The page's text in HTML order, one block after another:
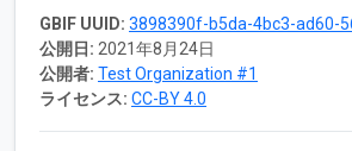
GBIF UUID: 3898390f-b5da-4bc3-ad60-
公開日: 2021年8月24日
公開者: Test Organization #1
ライセンス: CC-BY 4.0